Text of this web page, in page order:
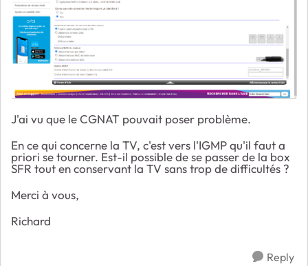
J'ai vu que le CGNAT pouvait poser problème.
En ce qui concerne la TV, c'est vers l'IGMP qu'il faut a
priori se tourner. Est-il possible de se passer de la box
SFR tout en conservant la TV sans trop de difficultés ?
Merci à vous,
Richard
Reply